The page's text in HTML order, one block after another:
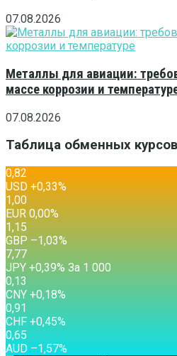
07.08.2026
Металлы для авиации:
массе коррозии и
07.08.2026
Таблица обменных курсов
0,82
USD +0,33%
1,00
EUR 0,00%
1,15
GBP –1,03%
7,77
JPY +0,39% За 1 000
0,13
CNY +0,18%
0,91
CHF +0,45%
0,65
AUD –1,57%